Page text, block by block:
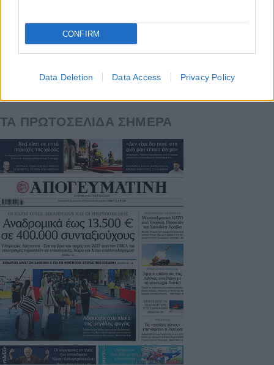
CONFIRM
Data Deletion Data Access Privacy Policy
1ης Μαρτίου 2018 σχετικά με τα μέτρα για την αποτελεσματική
αντιμετώπιση του παράνομου περιεχομένου στο διαδίκτυο (L 63).
ΤΑ ΠΡΩΤΟΣΕΛΙΔΑ ΣΗΜΕΡΑ